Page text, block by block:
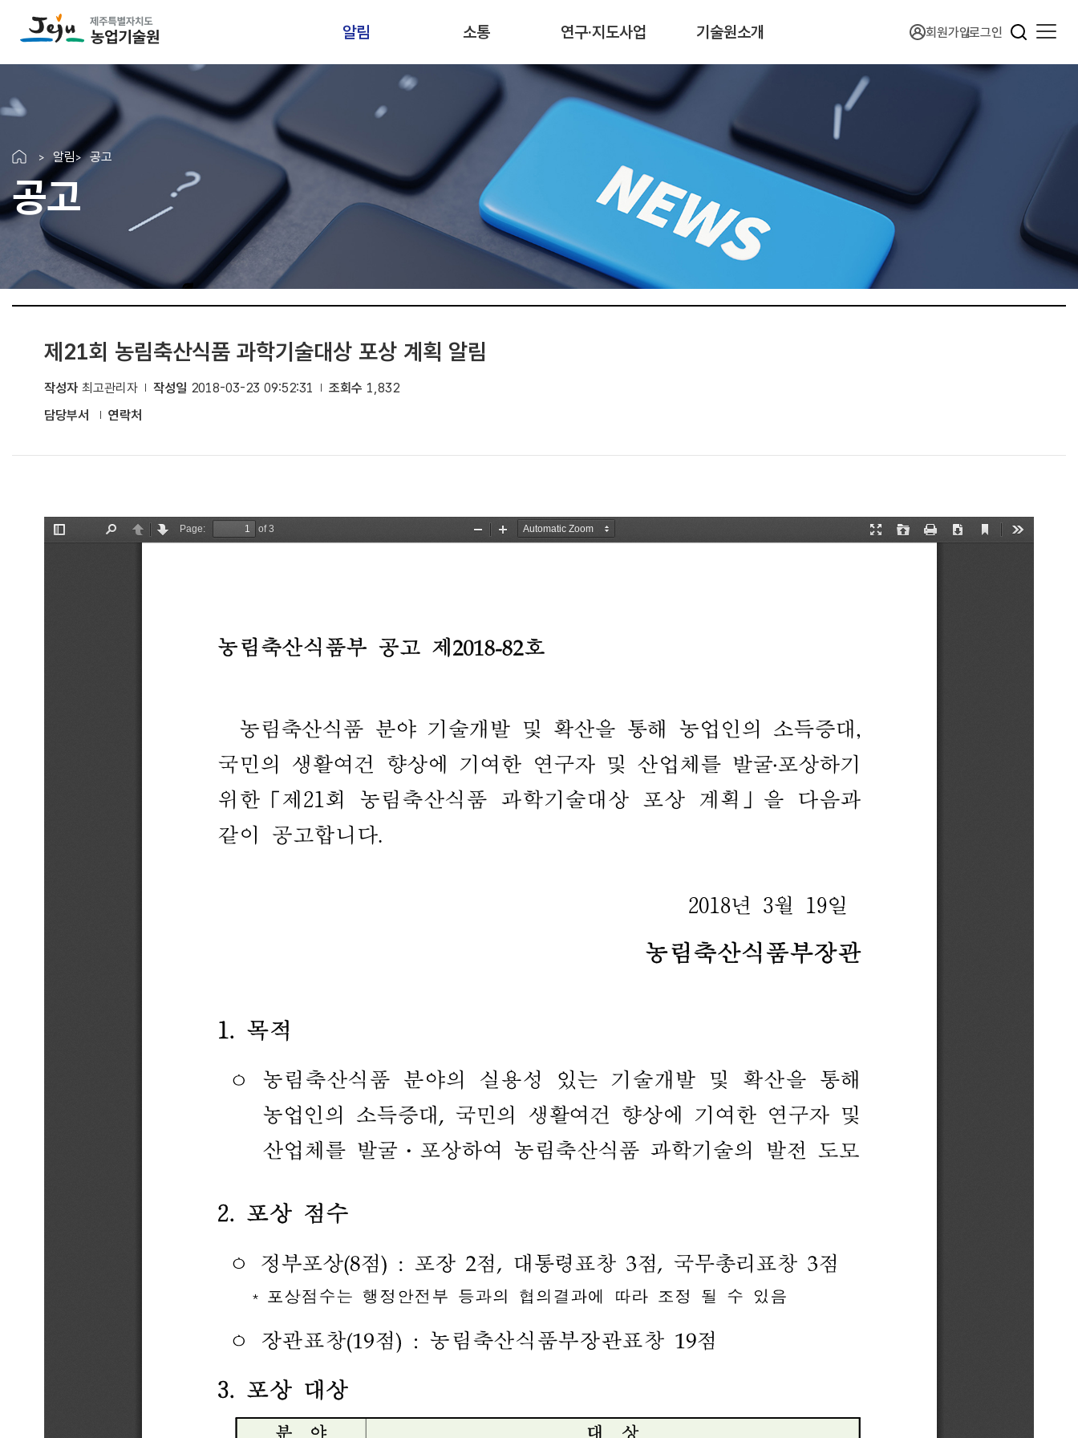
알림 소통 연구·지도사업 기술원소개 회원가입로그인
알림 공고
공고
제21회 농림축산식품 과학기술대상 포상 계획 알림
작성자 최고관리자 작성일 2018-03-23 09:52:31 조회수 1,832
담당부서
연락처